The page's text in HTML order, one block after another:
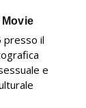
presso il
e